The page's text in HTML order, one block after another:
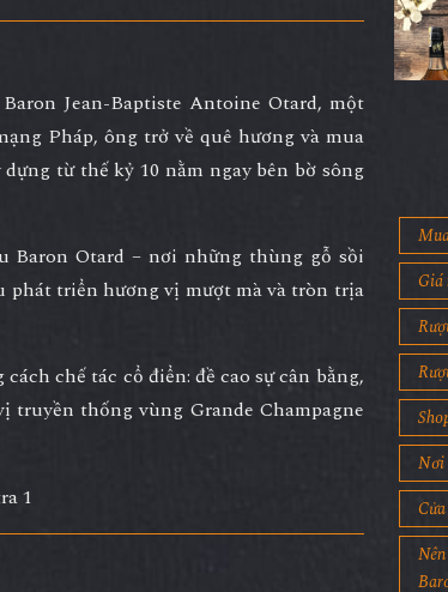
Baron Jean-Baptiste Antoine Otard, một
Pháp, ông trở về quê hương và mua
từ thế kỷ 10 nằm ngay bên bờ sông
Baron Otard – nơi những thùng gỗ sồi
phát triển hương vị mượt mà và tròn trịa
chế tác cổ điển: đề cao sự cân bằng,
truyền thống vùng Grande Champagne
Giá
Nơi